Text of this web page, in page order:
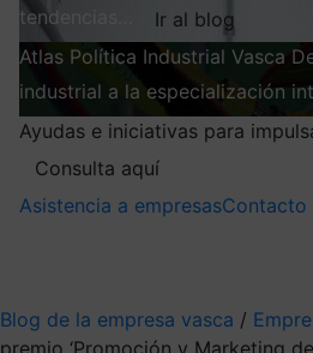
tendencias…
Ir al blog
Atlas Política Industrial Vasca
industrial a la especialización
Ayudas e iniciativas para
Consulta aquí
Asistencia a empresasContacto
Blog de la empresa vasca /
premio ‘Promoción y Marketing